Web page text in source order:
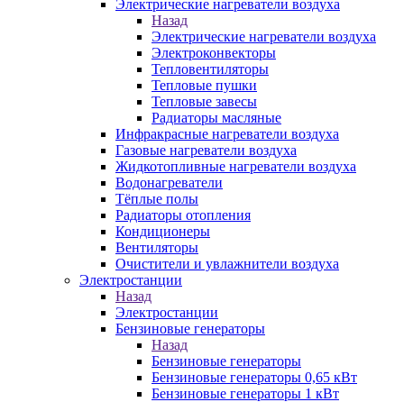
Электрические нагреватели воздуха
Назад
Электрические нагреватели воздуха
Электроконвекторы
Тепловентиляторы
Тепловые пушки
Тепловые завесы
Радиаторы масляные
Инфракрасные нагреватели воздуха
Газовые нагреватели воздуха
Жидкотопливные нагреватели воздуха
Водонагреватели
Тёплые полы
Радиаторы отопления
Кондиционеры
Вентиляторы
Очистители и увлажнители воздуха
Электростанции
Назад
Электростанции
Бензиновые генераторы
Назад
Бензиновые генераторы
Бензиновые генераторы 0,65 кВт
Бензиновые генераторы 1 кВт